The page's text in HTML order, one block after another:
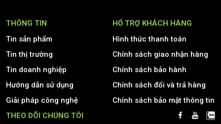
THÔNG TIN
Tin sản phẩm
Tin thị trường
Tin doanh nghiệp
Hướng dẫn sử dụng
Giải pháp công nghệ
HỔ TRỢ KHÁCH HÀNG
Hình thức thanh toán
Chính sách giao nhận hàng
Chính sách bảo hành
Chính sách đổi và trả hàng
Chính sách bảo mật thông tin
THEO DÕI CHÚNG TÔI